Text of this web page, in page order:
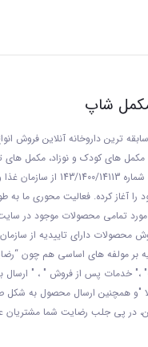
مکمل شاپ
ترین داروخانه آنلاین فروش
مکمل های کودک و نوزاد، مکمل های
از
سازمان غذا
را آغاز کرده. فعاليت محوری ما به
مورد تمامی محصولات موجود در
محصولات دارای تاييديه از سازمان
بر مولفه های اساسی هم چون
خدمات پس از فروش " ، " ارسال
"و همچنين ارسال محصول به
در پی جلب رضايت شما مشتريان